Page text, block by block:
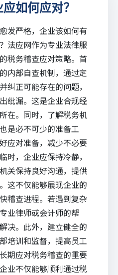
如何应对？
发严格，企业该如何有
法应网作为专业法律服
税务稽查应对策略。首
内部自查机制，通过定
纠正可能存在的问题，
纰漏。这是企业合规经
在。同时，了解税务机
是必不可少的准备工
应对准备，减少不必要
时，企业应保持冷静，
关保持良好沟通，提供
这不仅能够展现企业的
稽查进程。若遇到复杂
业律师或会计师的帮
决。此外，建立健全的
培训和监督，提高员工
期应对税务稽查的重要
业不仅能够顺利通过税